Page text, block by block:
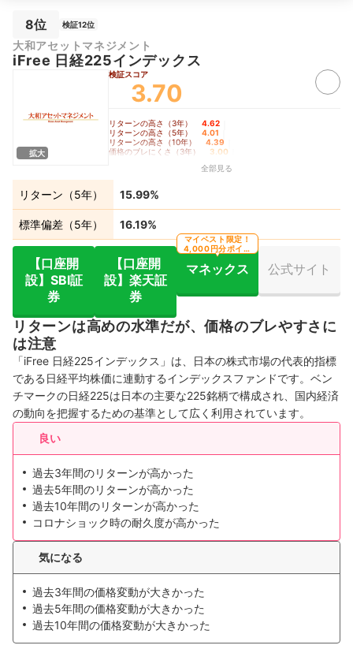
8位 検証12位
大和アセットマネジメント
iFree 日経225インデックス
拡大
検証スコア
3.70
リターンの高さ（3年） 4.62
リターンの高さ（5年） 4.01
リターンの高さ（10年） 4.39
価格のブレにくさ（3年） 3.00
価格のブレにくさ（10年） 3.67
コロナショック時の耐久度
全部見る
リターン（5年） 15.99%
標準偏差（5年） 16.19%
【口座開
設】SBI証
券
【口座開
設】楽天証
券
マネックス
マイベスト限定！
4,000円分ポイン
ト還元
公式サイト
リターンは高めの水準だが、価格のブレやすさに
は注意
「iFree 日経225インデックス」は、日本の株式市場の代表的指標
である日経平均株価に連動するインデックスファンドです。ベン
チマークの日経225は日本の主要な225銘柄で構成され、国内経済
の動向を把握するための基準として広く利用されています。
良い
過去3年間のリターンが高かった
過去5年間のリターンが高かった
過去10年間のリターンが高かった
コロナショック時の耐久度が高かった
気になる
過去3年間の価格変動が大きかった
過去5年間の価格変動が大きかった
過去10年間の価格変動が大きかった